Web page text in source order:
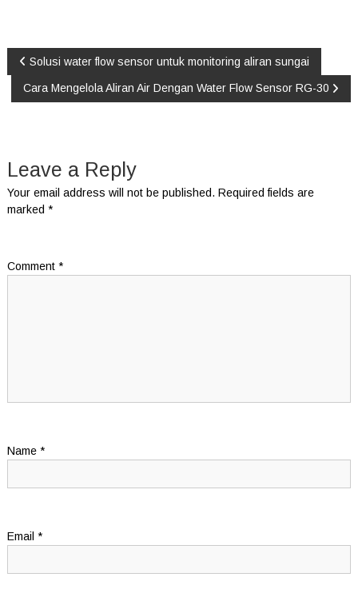
Post
navigation
Solusi water flow sensor untuk monitoring aliran sungai
Cara Mengelola Aliran Air Dengan Water Flow Sensor RG-30
Leave a Reply
Your email address will not be published. Required fields are
marked *
Comment *
Name *
Email *